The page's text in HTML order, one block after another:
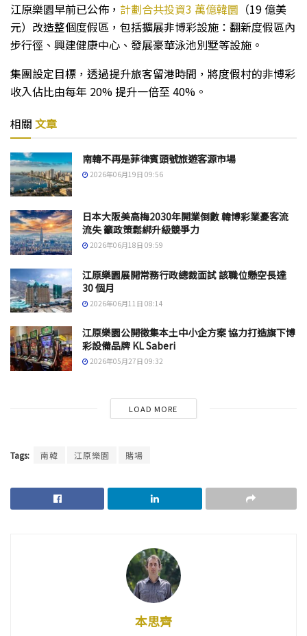
江原樂園早前已公佈， 計劃合共投資3 萬億韓圜 （19 億美
元）改造整個度假區，包括擴展非博彩設施：翻新度假區內
步行徑、興建健康中心、發展豪華泳池別墅等設施。
集團設定目標，透過提升旅客留港時間，將度假村的非博彩
收入佔比由每年 20% 提升一倍至 40%。
相關 文章
南韓不再是菲律賓頭號旅遊客源市場
2026年06月19日 09:56
日本大阪美高梅2030年開業倒數 韓博彩業憂客流
流失 籲政策鬆綁升級競爭力
2026年06月18日 09:59
江原樂園展開常務行政總裁面試 該職位懸空長達
30 個月
2026年06月11日 08:14
江原樂園公開徵集本土中小企方案 協力打造旗下博
彩設備品牌 KL Saberi
2026年05月27日 09:32
LOAD MORE
Tags: 南韓 江原樂園 賭場
本思齊